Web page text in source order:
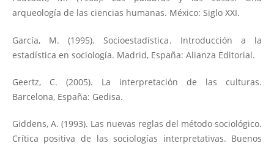
arqueología de las ciencias humanas. México: Siglo XXI.
García, M. (1995). Socioestadística. Introducción a la
estadística en sociología. Madrid, España: Alianza Editorial.
Geertz, C. (2005). La interpretación de las culturas.
Barcelona, España: Gedisa.
Giddens, A. (1993). Las nuevas reglas del método sociológico.
Crítica positiva de las sociologías interpretativas. Buenos